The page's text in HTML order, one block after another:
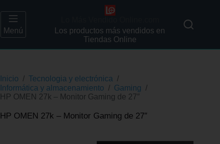
Menú
Los productos más vendidos en
Tiendas Online
Inicio / Tecnologia y electrónica /
Informática y almacenamiento / Gaming /
HP OMEN 27k – Monitor Gaming de 27″
HP OMEN 27k – Monitor Gaming de 27″